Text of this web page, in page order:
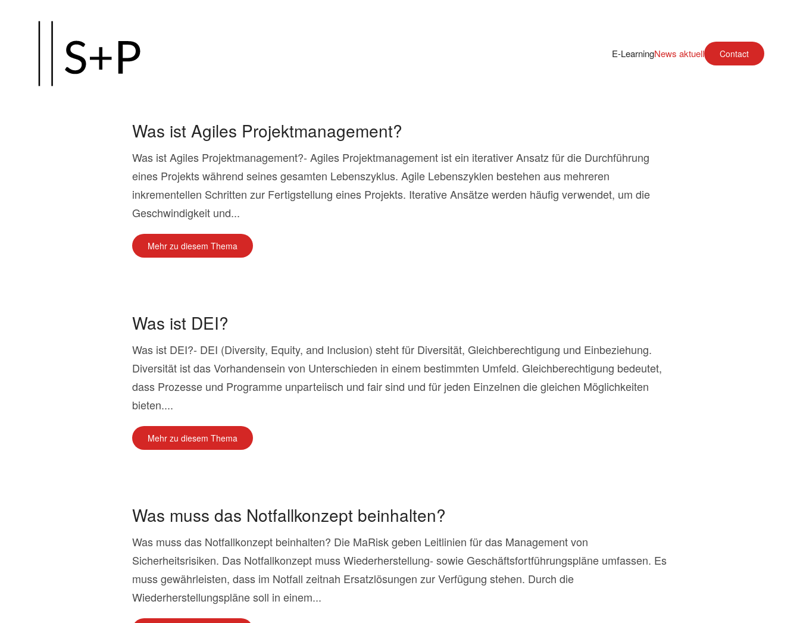
Hauptinhalt
E-LearningNews aktuell Contact
Was ist Agiles Projektmanagement?
Was ist Agiles Projektmanagement?- Agiles Projektmanagement ist ein iterativer Ansatz für die Durchführung
eines Projekts während seines gesamten Lebenszyklus. Agile Lebenszyklen bestehen aus mehreren
inkrementellen Schritten zur Fertigstellung eines Projekts. Iterative Ansätze werden häufig verwendet, um die
Geschwindigkeit und...
Mehr zu diesem Thema
Was ist DEI?
Was ist DEI?- DEI (Diversity, Equity, and Inclusion) steht für Diversität, Gleichberechtigung und Einbeziehung.
Diversität ist das Vorhandensein von Unterschieden in einem bestimmten Umfeld. Gleichberechtigung bedeutet,
dass Prozesse und Programme unparteiisch und fair sind und für jeden Einzelnen die gleichen Möglichkeiten
bieten....
Mehr zu diesem Thema
Was muss das Notfallkonzept beinhalten?
Was muss das Notfallkonzept beinhalten? Die MaRisk geben Leitlinien für das Management von
Sicherheitsrisiken. Das Notfallkonzept muss Wiederherstellung- sowie Geschäftsfortführungspläne umfassen. Es
muss gewährleisten, dass im Notfall zeitnah Ersatzlösungen zur Verfügung stehen. Durch die
Wiederherstellungspläne soll in einem...